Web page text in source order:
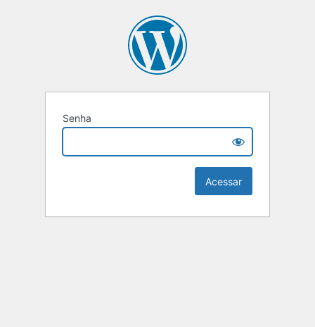
Senha